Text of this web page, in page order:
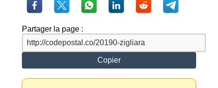
Partager la page :
Copier